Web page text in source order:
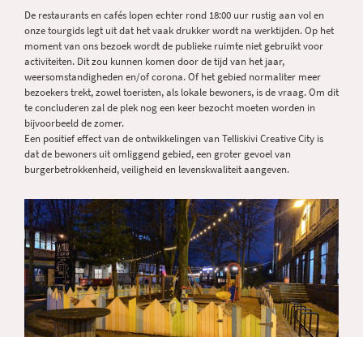
De restaurants en cafés lopen echter rond 18:00 uur rustig aan vol en
onze tourgids legt uit dat het vaak drukker wordt na werktijden. Op het
moment van ons bezoek wordt de publieke ruimte niet gebruikt voor
activiteiten. Dit zou kunnen komen door de tijd van het jaar,
weersomstandigheden en/of corona. Of het gebied normaliter meer
bezoekers trekt, zowel toeristen, als lokale bewoners, is de vraag. Om dit
te concluderen zal de plek nog een keer bezocht moeten worden in
bijvoorbeeld de zomer.
Een positief effect van de ontwikkelingen van Telliskivi Creative City is
dat de bewoners uit omliggend gebied, een groter gevoel van
burgerbetrokkenheid, veiligheid en levenskwaliteit aangeven.